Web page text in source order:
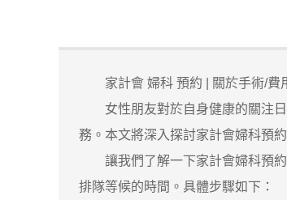
家計會 婦科 預約 | 關於手術/費
女性朋友對於自身健康的關注日
務。本文將深入探討家計會婦科預
讓我們了解一下家計會婦科預約
排隊等候的時間。具體步驟如下：